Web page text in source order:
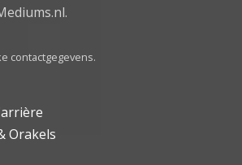
contactgegevens.
Orakels